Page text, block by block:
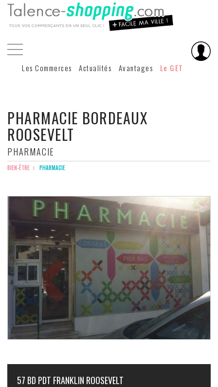
Les Commerces Actualités Avantages Le GET
PHARMACIE BORDEAUX
ROOSEVELT
PHARMACIE
BIEN-ÊTRE PHARMACIE
57 BD PDT FRANKLIN ROOSEVELT